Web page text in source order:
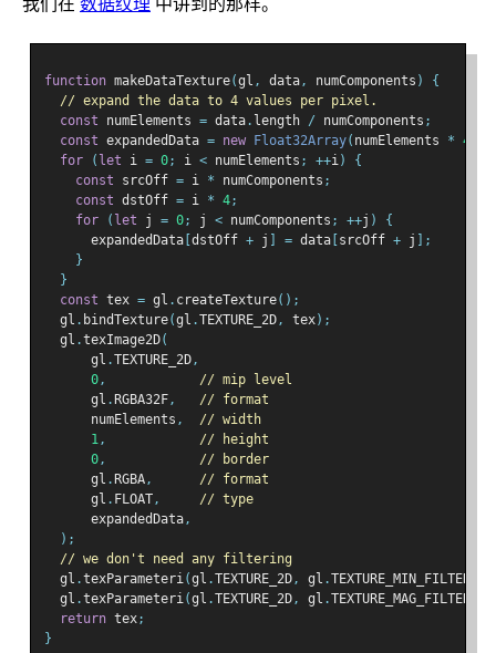
function makeDataTexture(gl , data, numComponents )
{
// expand the data to 4 values per pixel.
const numElements = data. length / numComponents ;
const expandedData = new Float32Array( numElements * 4
for
( let i = 0; i < numElements ; ++i)
{
const srcOff = i * numComponents ;
const dstOff = i * 4;
for
( let j = 0; j < numComponents ; ++j )
{
      expandedData
dstOff + j = data srcOff + j
];
}
}
const tex = gl . createTexture();
  gl
. bindTexture(gl .TEXTURE_2D, tex);
  gl
.texImage2D(
      gl
.TEXTURE_2D,
0,
// mip level
      gl
. RGBA32F,
// format
      numElements
,
// width
1,
// height
0,
// border
      gl
. RGBA,
// format
      gl
. FLOAT,
// type
      expandedData
,
);
// we don't need any filtering
  gl
.texParameteri(gl .TEXTURE_2D, gl .TEXTURE_MIN_FILTER
  gl
.texParameteri(gl .TEXTURE_2D, gl .TEXTURE_MAG_FILTER
return tex;
}